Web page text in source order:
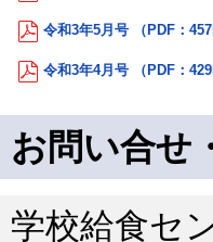
令和3年5月号 （PDF：
令和3年4月号 （PDF：
お問い合せ
学校給食セ